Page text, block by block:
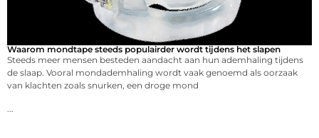
Waarom mondtape steeds populairder wordt tijdens het slapen
Steeds meer mensen besteden aandacht aan hun ademhaling tijdens
de slaap. Vooral mondademhaling wordt vaak genoemd als oorzaak
van klachten zoals snurken, een droge mond